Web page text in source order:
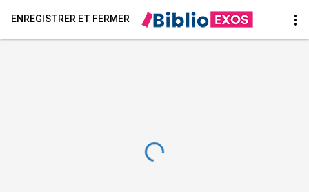
ENREGISTRER ET FERMER more_vert